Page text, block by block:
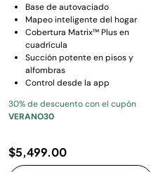
Base de autovaciado
Mapeo inteligente del hogar
Cobertura Matrix™ Plus en
cuadrícula
Succión potente en pisos y
alfombras
Control desde la app
30% de descuento con el cupón
VERANO30
$5,499.00